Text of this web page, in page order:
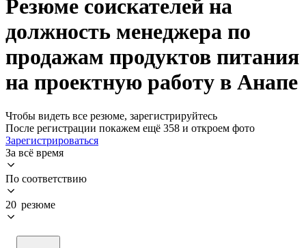
Резюме соискателей на
должность менеджера по
продажам продуктов питания
на проектную работу в Анапе
Чтобы видеть все резюме, зарегистрируйтесь
После регистрации покажем ещё 358 и откроем фото
Зарегистрироваться
За всё время
По соответствию
20 резюме